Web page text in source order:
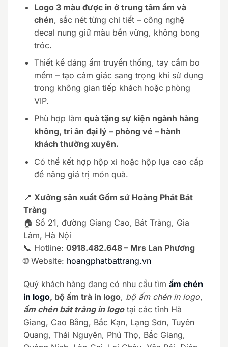
Logo 3 màu được in ở trung tâm ấm và
chén, sắc nét từng chi tiết – công nghệ
decal nung giữ màu bền vững, không bong
tróc.
Thiết kế dáng ấm truyền thống, tay cầm bo
mềm – tạo cảm giác sang trọng khi sử dụng
trong không gian tiếp khách hoặc phòng
VIP.
Phù hợp làm quà tặng sự kiện ngành hàng
không, tri ân đại lý – phòng vé – hành
khách thường xuyên.
Có thể kết hợp hộp xi hoặc hộp lụa cao cấp
để nâng giá trị món quà.
📍 Xưởng sản xuất Gốm sứ Hoàng Phát Bát
Tràng
🏠 Số 21, đường Giang Cao, Bát Tràng, Gia
Lâm, Hà Nội
📞 Hotline: 0918.482.648 – Mrs Lan Phương
🌐 Website: hoangphatbattrang.vn
Quý khách hàng đang có nhu cầu tìm ấm chén
in logo, bộ ấm trà in logo, bộ ấm chén in logo,
ấm chén bát tràng in logotại các tỉnh Hà
Giang, Cao Bằng, Bắc Kạn, Lạng Sơn, Tuyên
Quang, Thái Nguyên, Phú Thọ, Bắc Giang,